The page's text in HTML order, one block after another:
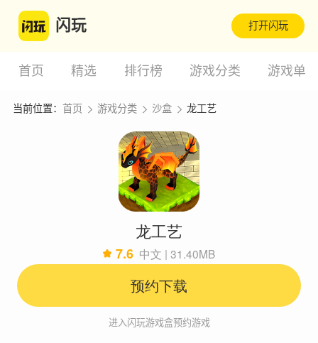
闪玩 打开闪玩
首页 精选 排行榜 游戏分类 游戏单
当前位置： 首页 游戏分类 沙盒 龙工艺
龙工艺
7.6 中文 | 31.40MB
预约下载
进入闪玩游戏盒预约游戏